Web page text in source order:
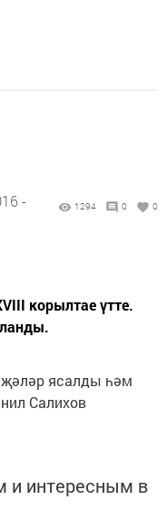
-
1294 0 0
корылтае үтте.
ясалды һәм
Салихов
и интересным в